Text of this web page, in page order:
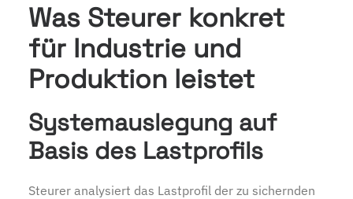
Was Steurer konkret
für Industrie und
Produktion leistet
Systemauslegung auf
Basis des Lastprofils
Steurer analysiert das Lastprofil der zu sichernden